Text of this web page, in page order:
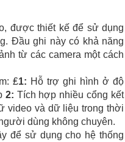
được thiết kế để sử dụng
Đầu ghi này có khả năng
từ các camera một cách
₤1: Hỗ trợ ghi hình ở độ
2: Tích hợp nhiều cổng kết
video và dữ liệu trong thời
dùng không chuyên.
để sử dụng cho hệ thống